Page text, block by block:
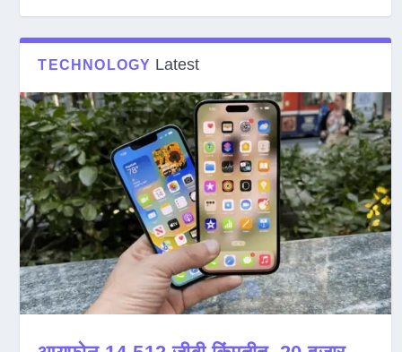
TECHNOLOGY Latest